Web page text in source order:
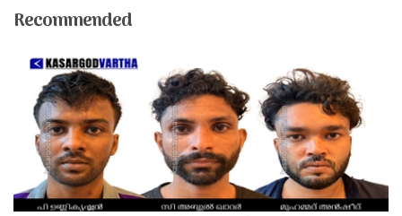
Recommended